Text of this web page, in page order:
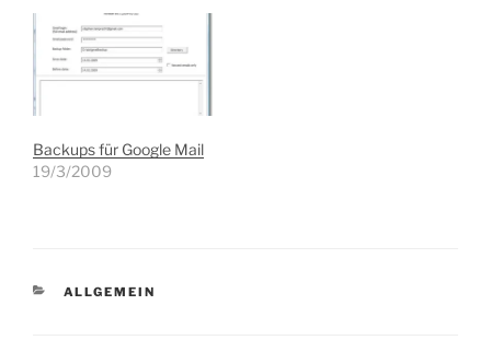
Beantwortung einer
Nachricht erinnern
lassen. Dazu gehen Sie so
vor: # Markieren Sie die
Mail im Posteingang oder
Klicken Sie mit der linken
Maustaste,…
Backups für Google Mail
19/3/2009
KATEGORIEN
ALLGEMEIN